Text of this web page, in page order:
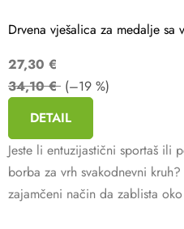
Drvena vješalica za medalje sa
27,30 €
34,10 € (–19 %)
DETAIL
Jeste li entuzijastični sportaš ili
borba za vrh svakodnevni
zajamčeni način da zablista